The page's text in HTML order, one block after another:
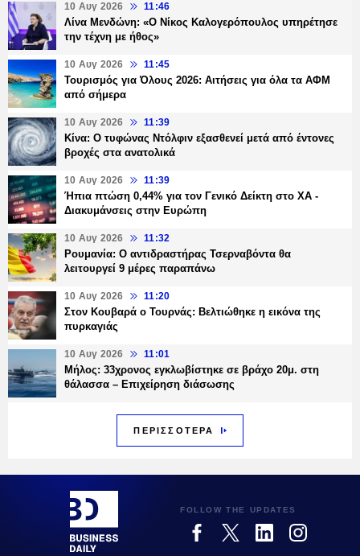
10 Αυγ 2026 11:46
Λίνα Μενδώνη: «Ο Νίκος Καλογερόπουλος υπηρέτησε
την τέχνη με ήθος»
10 Αυγ 2026 11:45
Τουρισμός για Όλους 2026: Αιτήσεις για όλα τα ΑΦΜ
από σήμερα
10 Αυγ 2026 11:39
Κίνα: Ο τυφώνας Ντόλφιν εξασθενεί μετά από έντονες
βροχές στα ανατολικά
10 Αυγ 2026 11:39
Ήπια πτώση 0,44% για τον Γενικό Δείκτη στο ΧΑ -
Διακυμάνσεις στην Ευρώπη
10 Αυγ 2026 11:32
Ρουμανία: Ο αντιδραστήρας Τσερναβόντα θα
λειτουργεί 9 μέρες παραπάνω
10 Αυγ 2026 11:20
Στον Κουβαρά ο Τουρνάς: Βελτιώθηκε η εικόνα της
πυρκαγιάς
10 Αυγ 2026 11:01
Μήλος: 33χρονος εγκλωβίστηκε σε βράχο 20μ. στη
θάλασσα – Επιχείρηση διάσωσης
ΠΕΡΙΣΣΟΤΕΡΑ
FOLLOW THE UPDATES